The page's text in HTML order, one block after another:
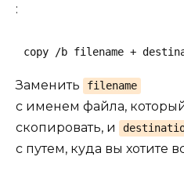
:
copy /b filename +
Заменить filename
с именем файла,
скопировать, и
с путем, куда вы хотите